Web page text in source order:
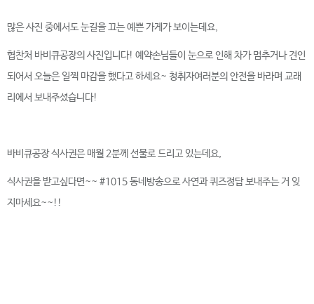
많은 사진 중에서도 눈길을 끄는 예쁜 가게가 보이는데요,
협찬처 바비큐공장의 사진입니다! 예약손님들이 눈으로 인해 차가 멈추거나 견인
되어서 오늘은 일찍 마감을 했다고 하세요~ 청취자여러분의 안전을 바라며 교래
리에서 보내주셨습니다!
바비큐공장 식사권은 매월 2분께 선물로 드리고 있는데요,
식사권을 받고싶다면~~ #1015 동네방송으로 사연과 퀴즈정답 보내주는 거 잊
지마세요~~!!